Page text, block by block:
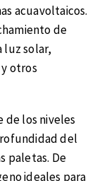
acuavoltaicos.
de
luz solar,
otros
de los niveles
del
paletas. De
ideales para